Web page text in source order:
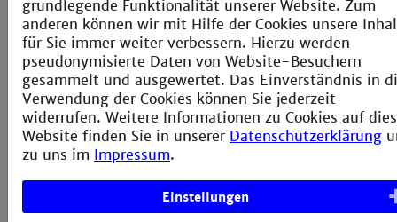
Alternative Courses -
in German
Allgemeine
Betriebswirtschaftslehre
4 5
Engineer as
independent
Unternehmer(winter
4 5
grundlegende Funktionalität unserer Website. Zum
anderen können wir mit Hilfe der Cookies unsere
für Sie immer weiter verbessern. Hierzu werden
pseudonymisierte Daten von Website-Besuchern
gesammelt und ausgewertet. Das Einverständnis in
Verwendung der Cookies können Sie jederzeit
widerrufen. Weitere Informationen zu Cookies auf
Website finden Sie in unserer Datenschutzerklärung
zu uns im Impressum.
Einstellungen